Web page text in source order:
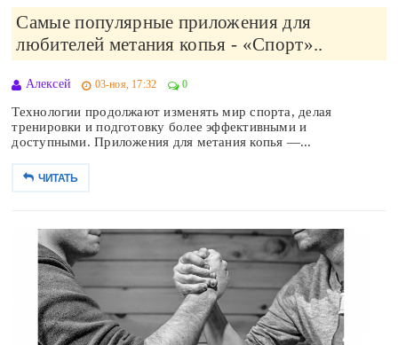
Самые популярные приложения для
любителей метания копья - «Спорт»..
Алексей 03-ноя, 17:32 0
Технологии продолжают изменять мир спорта, делая
тренировки и подготовку более эффективными и
доступными. Приложения для метания копья —...
ЧИТАТЬ